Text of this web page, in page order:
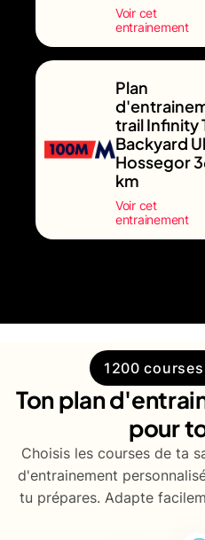
Voir cet
entrainement
Plan
trail Infinity
Backyard
Hossegor
km
Voir cet
entrainement
1200
Ton plan
pour
Choisis les courses de ta
d'entrainement
tu prépares. Adapte